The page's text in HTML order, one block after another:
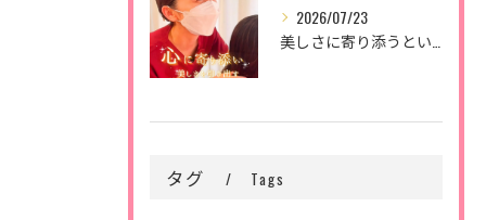
2026/07/23
タグ Tags